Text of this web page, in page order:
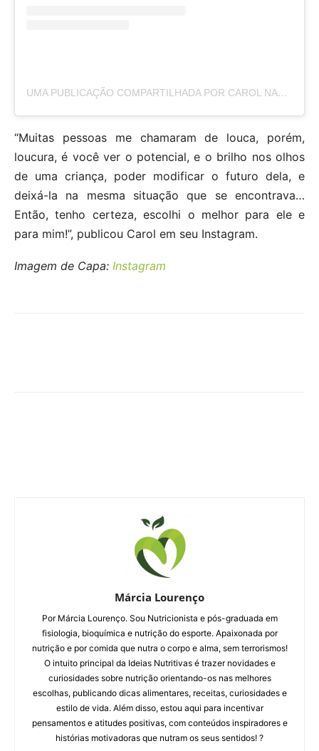
UMA PUBLICAÇÃO COMPARTILHADA POR CAROL NAKAMURA (@CAROL_NAKAMURA)
“Muitas pessoas me chamaram de louca, porém,
loucura, é você ver o potencial, e o brilho nos olhos
de uma criança, poder modificar o futuro dela, e
deixá-la na mesma situação que se encontrava…
Então, tenho certeza, escolhi o melhor para ele e
para mim!”, publicou Carol em seu Instagram.
Imagem de Capa: Instagram
Márcia Lourenço
Por Márcia Lourenço. Sou Nutricionista e pós-graduada em
fisiologia, bioquímica e nutrição do esporte. Apaixonada por
nutrição e por comida que nutra o corpo e alma, sem terrorismos!
O intuito principal da Ideias Nutritivas é trazer novidades e
curiosidades sobre nutrição orientando-os nas melhores
escolhas, publicando dicas alimentares, receitas, curiosidades e
estilo de vida. Além disso, estou aqui para incentivar
pensamentos e atitudes positivas, com conteúdos inspiradores e
histórias motivadoras que nutram os seus sentidos! ?